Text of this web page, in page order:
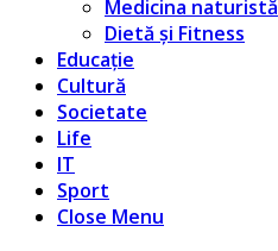
Medicina naturistă
Dietă și Fitness
Educație
Cultură
Societate
Life
IT
Sport
Close Menu